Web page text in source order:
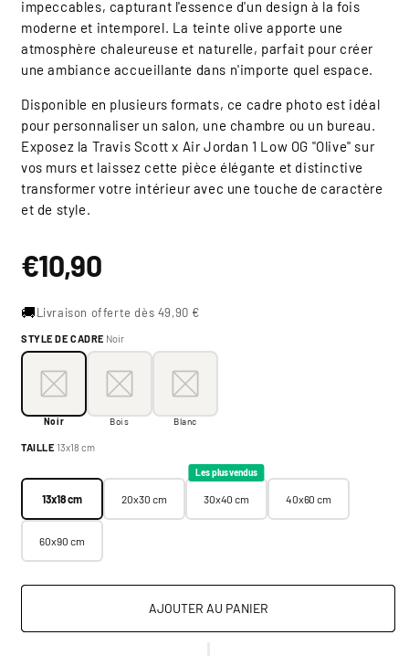
impeccables, capturant l'essence d'un design à la fois
moderne et intemporel. La teinte olive apporte une
atmosphère chaleureuse et naturelle, parfait pour créer
une ambiance accueillante dans n'importe quel espace.
Disponible en plusieurs formats, ce cadre photo est idéal
pour personnaliser un salon, une chambre ou un bureau.
Exposez la Travis Scott x Air Jordan 1 Low OG "Olive" sur
vos murs et laissez cette pièce élégante et distinctive
transformer votre intérieur avec une touche de caractère
et de style.
Prix
habituel
€10,90
🚚Livraison offerte dès 49,90 €
Style de cadre:
Noir Bois Blanc
20x30 cm 30x40 cm
STYLE DE CADRE Noir
Noir Bois Blanc
TAILLE 13x18 cm
13x18 cm 20x30 cm
Les plus vendus
30x40 cm 40x60 cm
60x90 cm
AJOUTER AU PANIER